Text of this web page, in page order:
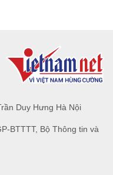
Duy Hưng Hà Nội
BTTTT, Bộ Thông tin và